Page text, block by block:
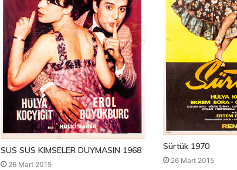
SUS SUS KIMSELER DUYMASIN 1968
26 Mart 2015
Sürtük 1970
26 Mart 2015